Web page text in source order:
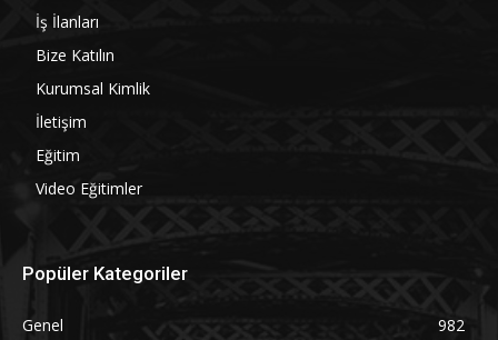
İş İlanları
Bize Katılın
Kurumsal Kimlik
İletişim
Eğitim
Video Eğitimler
Popüler Kategoriler
Genel
982